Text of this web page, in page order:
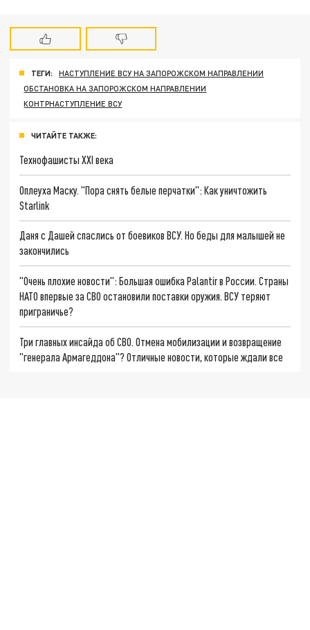
ТЕГИ:
НАСТУПЛЕНИЕ ВСУ НА ЗАПОРОЖСКОМ НАПРАВЛЕНИИ
ОБСТАНОВКА НА ЗАПОРОЖСКОМ НАПРАВЛЕНИИ
КОНТРНАСТУПЛЕНИЕ ВСУ
ЧИТАЙТЕ ТАКЖЕ:
Технофашисты XXI века
Оплеуха Маску. "Пора снять белые перчатки": Как уничтожить
Starlink
Даня с Дашей спаслись от боевиков ВСУ. Но беды для малышей не
закончились
"Очень плохие новости": Большая ошибка Palantir в России. Страны
НАТО впервые за СВО остановили поставки оружия. ВСУ теряют
приграничье?
Три главных инсайда об СВО. Отмена мобилизации и возвращение
"генерала Армагеддона"? Отличные новости, которые ждали все